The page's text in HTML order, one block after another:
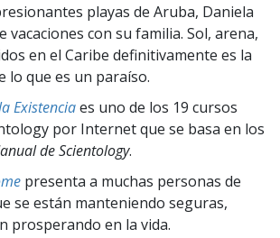
playas de Aruba, Daniela
vacaciones con su familia. Sol, arena,
en el Caribe definitivamente es la
lo que es un paraíso.
Existenciaes uno de los 19 cursos
por Internet que se basa en los
de Scientology.
presenta a muchas personas de
se están manteniendo seguras,
prosperando en la vida.